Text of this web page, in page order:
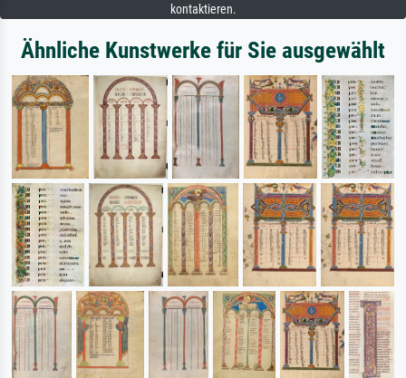
kontaktieren.
Ähnliche Kunstwerke für Sie ausgewählt